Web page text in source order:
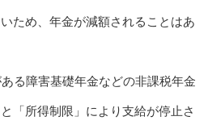
ため、年金が減額されることはあ
る障害基礎年金などの非課税年金
「所得制限」により支給が停止さ